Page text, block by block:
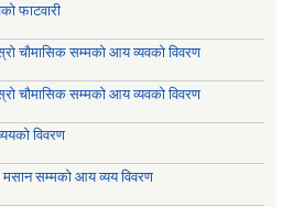
फाटवारी
चौमासिक सम्मको आय व्यवको विवरण
चौमासिक सम्मको आय व्यवको विवरण
विवरण
सम्मको आय व्यय विवरण